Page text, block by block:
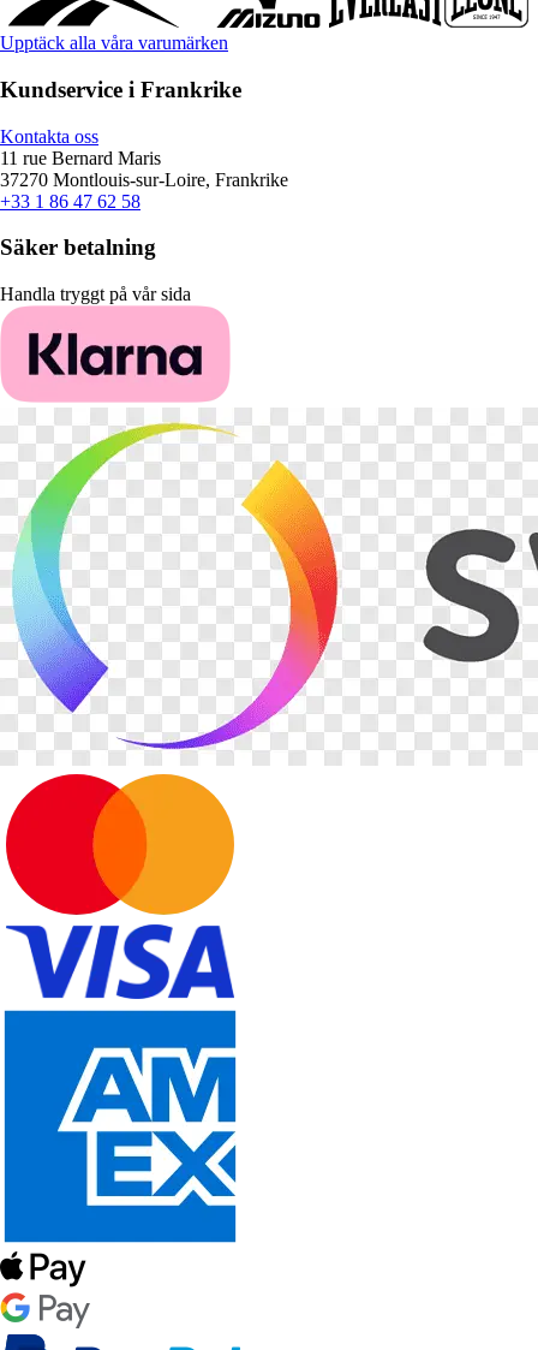
Upptäck alla våra varumärken
Kundservice i Frankrike
Kontakta oss
11 rue Bernard Maris
37270 Montlouis-sur-Loire, Frankrike
+33 1 86 47 62 58
Säker betalning
Handla tryggt på vår sida